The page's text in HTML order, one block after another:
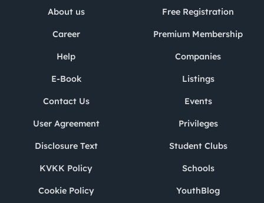
About us
Career
Help
E-Book
Contact Us
User Agreement
Disclosure Text
KVKK Policy
Cookie Policy
Free Registration
Premium Membership
Companies
Listings
Events
Privileges
Student Clubs
Schools
YouthBlog